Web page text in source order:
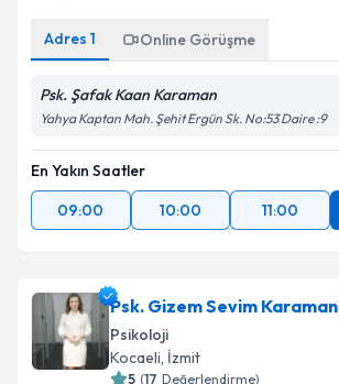
Adres 1 Online Görüşme
Psk. Şafak Kaan Karaman
Yahya Kaptan Mah. Şehit Ergün Sk. No:53 Daire :9
En Yakın Saatler
09:00
10:00 11:00
Psk. Gizem Sevim Karaman
Psikoloji
Kocaeli, İzmit
5 (17 Değerlendirme)